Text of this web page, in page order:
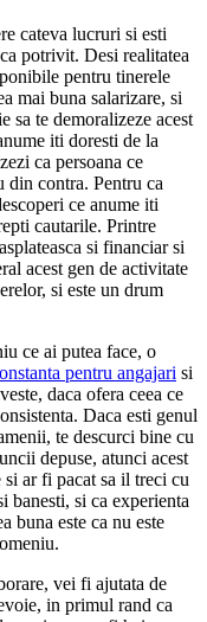
cateva lucruri si esti
potrivit. Desi realitatea
pentru tinerele
mai buna salarizare, si
sa te demoralizeze acest
iti doresti de la
ca persoana ce
din contra. Pentru ca
ce anume iti
cautarile. Printre
si financiar si
acest gen de activitate
si este un drum
ce ai putea face, o
pentru angajari si
daca ofera ceea ce
Daca esti genul
te descurci bine cu
depuse, atunci acest
ar fi pacat sa il treci cu
banesti, si ca experienta
buna este ca nu este
vei fi ajutata de
in primul rand ca